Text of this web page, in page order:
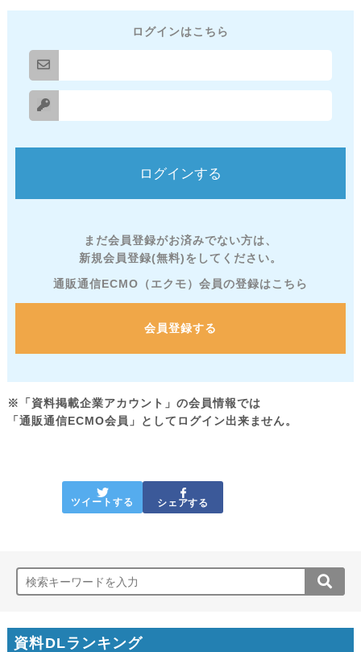
ログインはこちら
まだ会員登録がお済みでない方は、
新規会員登録(無料)をしてください。
通販通信ECMO（エクモ）会員の登録はこちら
会員登録する
※「資料掲載企業アカウント」の会員情報では
「通販通信ECMO会員」としてログイン出来ません。
ツイートする シェアする
資料DLランキング